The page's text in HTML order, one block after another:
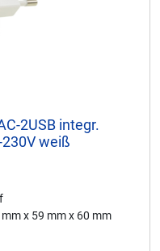
2USB integr.
weiß
mm x 59 mm x 60 mm